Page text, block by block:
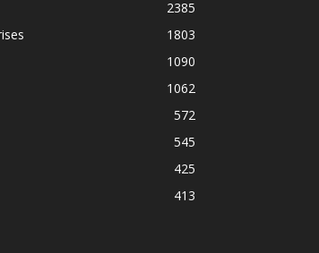
2385
1803
1090
1062
572
545
425
413